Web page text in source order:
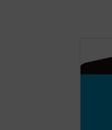
A
como
hace